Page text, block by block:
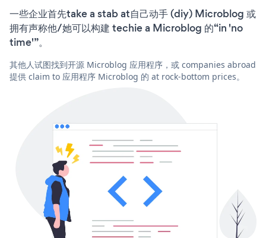
一些企业首先take a stab at自己动手 (diy) Microblog 或
拥有声称他/她可以构建 techie a Microblog 的“in 'no
time'”。
其他人试图找到开源 Microblog 应用程序，或 companies abroad
提供 claim to 应用程序 Microblog 的 at rock-bottom prices。